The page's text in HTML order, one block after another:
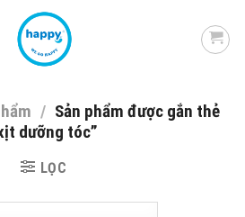
/ Sản phẩm được gắn thẻ
dưỡng tóc”
LỌC